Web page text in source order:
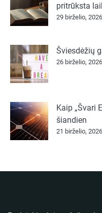
pritrūksta
29 birželio, 2026
Šviesdėžių
26 birželio, 2026
Kaip „Švari
šiandien
21 birželio, 2026